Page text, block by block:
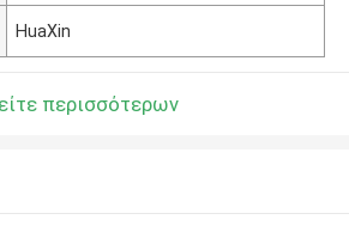
HuaXin
περισσότερων